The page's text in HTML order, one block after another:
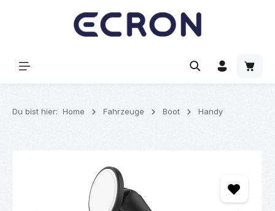
Du bist hier: Home Fahrzeuge Boot Handy